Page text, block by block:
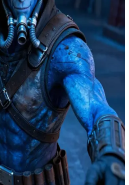
duros
en un puerto espacial industrial y
alto valor. El usuario es un cliente
objetivo; Bane lo evalúa con una
negociar o actuar dependiendo de